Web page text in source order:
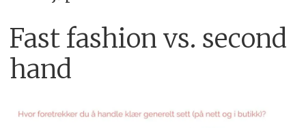
Fast fashion vs. second
hand